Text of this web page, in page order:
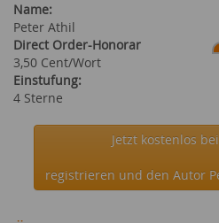
Name:
Peter Athil
Direct Order-Honorar
3,50 Cent/Wort
Einstufung:
4 Sterne
Jetzt kostenlos
registrieren und den Autor